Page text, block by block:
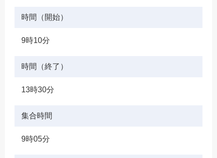
時間（開始）
9時10分
時間（終了）
13時30分
集合時間
9時05分